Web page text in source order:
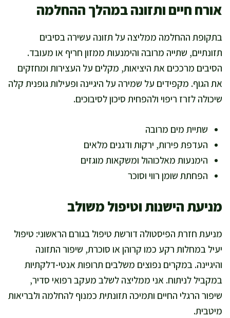
אורח חיים ותזונה במהלך ההחלמה
בתקופת ההחלמה ממליצה על תזונה עשירה בסיבים
תזונתיים, שתייה מרובה והימנעות ממזון חריף או מעובד.
הסיבים מרככים את היציאות, מקלים על העצירות ומחזקים
את הגוף. מקפידים על שמירה על היגיינה ופעילות גופנית קלה
שיכולה לזרז ריפוי ולהפחית סיכון לסיבוכים.
שתיית מים מרובה
העדפת פירות, ירקות ודגנים מלאים
הימנעות מאלכוהול ומשקאות מוגזים
הפחתת שומן רווי וסוכר
מניעת הישנות וטיפול משולב
מניעת חזרת הפיסטולה דורשת טיפול בגורם הראשוני: טיפול
יעיל במחלות רקע כמו קרוהן או סוכרת, שיפור התזונה
והיגיינה. במקרים נפוצים משלבים תרופות אנטי-דלקתיות
במקביל לניתוח. אני ממליצה לשלב מעקב רפואי סדיר,
שיפור הרגלי החיים ותמיכה תזונתית כמנוף להחלמה ולבריאות
מיטבית.